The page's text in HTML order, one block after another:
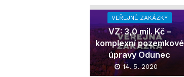
VEŘEJNÉ ZAKÁZKY
VZ: 3,0 mil. Kč –
komplexní pozemkové
úpravy Odunec
14. 5. 2020